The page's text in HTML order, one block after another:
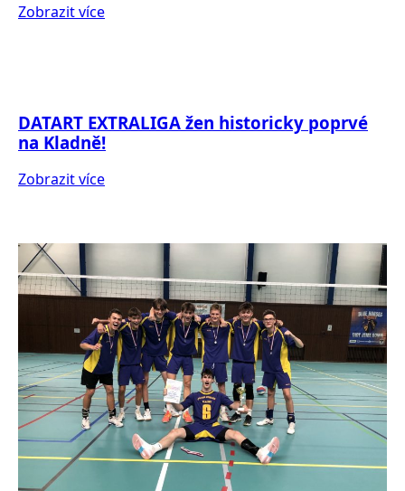
Zobrazit více
DATART EXTRALIGA žen historicky poprvé
na Kladně!
Zobrazit více